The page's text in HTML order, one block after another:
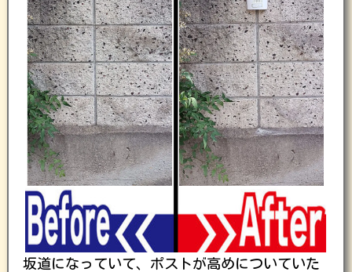
坂道になっていて、ポストが高めについていた